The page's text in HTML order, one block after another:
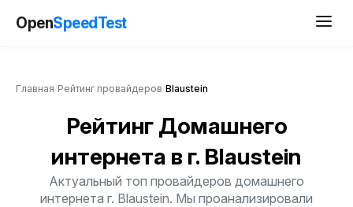
OpenSpeedTest
Главная Рейтинг провайдеров Blaustein
Рейтинг Домашнего
интернета в г. Blaustein
Актуальный топ провайдеров домашнего
интернета г. Blaustein. Мы проанализировали